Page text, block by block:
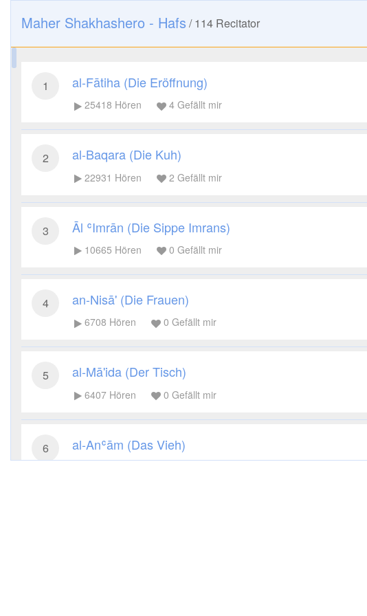
Maher Shakhashero - Hafs /114 Recitator
1 al-Fātiha (Die Eröffnung)
25418 Hören 4 Gefällt mir
2 al-Baqara (Die Kuh)
22931 Hören 2 Gefällt mir
3 Āl ʿImrān (Die Sippe Imrans)
10665 Hören 0 Gefällt mir
4 an-Nisā' (Die Frauen)
6708 Hören 0 Gefällt mir
5 al-Mā'ida (Der Tisch)
6407 Hören 0 Gefällt mir
6 al-Anʿām (Das Vieh)